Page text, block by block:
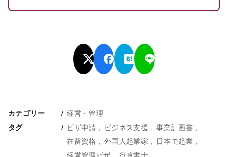
カテゴリー 経営・管理
タグ ビザ申請 ビジネス支援
事業計画書
在留資格
外国人起業家
日本で起業
経営管理ビザ
行政書士